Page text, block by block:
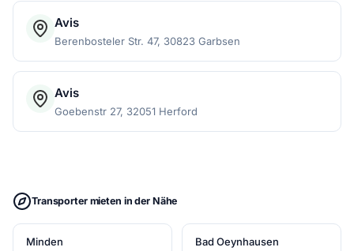
Avis
Berenbosteler Str. 47, 30823 Garbsen
Avis
Goebenstr 27, 32051 Herford
Transporter mieten in der Nähe
Minden Bad Oeynhausen